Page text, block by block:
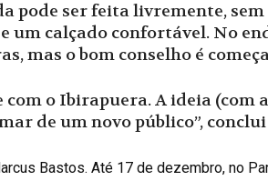
pode ser feita livremente,
um calçado confortável. No
mas o bom conselho é
o Ibirapuera. A ideia (com
de um novo público”, conclui
Bastos. Até 17 de dezembro, no